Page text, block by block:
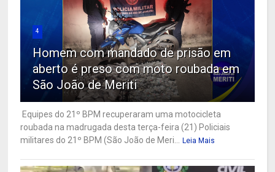
4
Homem com mandado de prisão em
aberto é preso com moto roubada em
São João de Meriti
Equipes do 21º BPM recuperaram uma motocicleta
roubada na madrugada desta terça-feira (21) Policiais
militares do 21º BPM (São João de Meri... Leia Mais